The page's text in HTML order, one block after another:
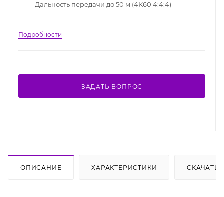
Дальность передачи до 50 м (4K60 4:4:4)
Подробности
ЗАДАТЬ ВОПРОС
ОПИСАНИЕ ХАРАКТЕРИСТИКИ СКАЧАТЬ